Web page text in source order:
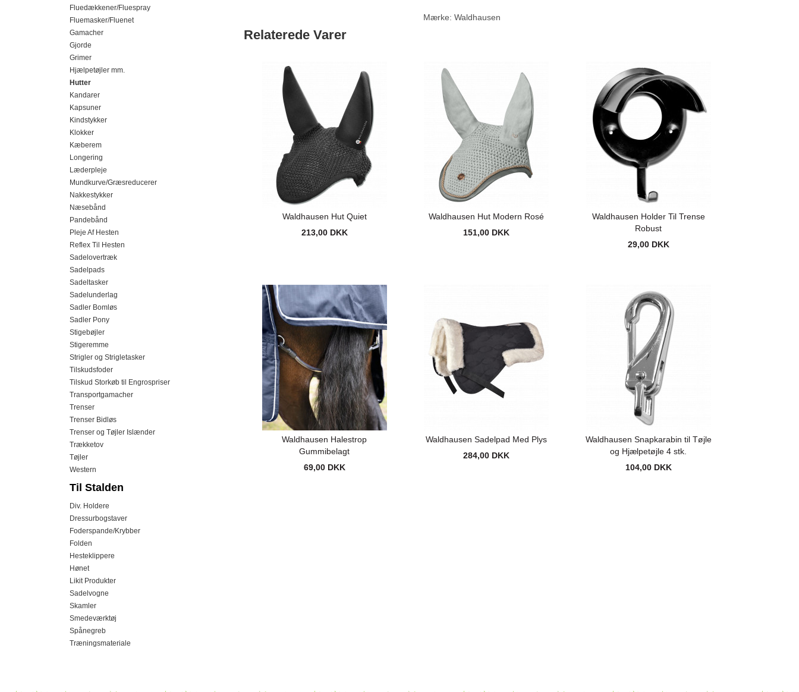
Fluedækkener/Fluespray
Fluemasker/Fluenet
Gamacher
Gjorde
Grimer
Hjælpetøjler mm.
Hutter
Kandarer
Kapsuner
Kindstykker
Klokker
Kæberem
Longering
Læderpleje
Mundkurve/Græsreducerer
Nakkestykker
Næsebånd
Pandebånd
Pleje Af Hesten
Reflex Til Hesten
Sadelovertræk
Sadelpads
Sadeltasker
Sadelunderlag
Sadler Bomløs
Sadler Pony
Stigebøjler
Stigeremme
Strigler og Strigletasker
Tilskudsfoder
Tilskud Storkøb til Engrospriser
Transportgamacher
Trenser
Trenser Bidløs
Trenser og Tøjler Islænder
Trækketov
Tøjler
Western
Til Stalden
Div. Holdere
Dressurbogstaver
Foderspande/Krybber
Folden
Hesteklippere
Hønet
Likit Produkter
Sadelvogne
Skamler
Smedeværktøj
Spånegreb
Træningsmateriale
Mærke: Waldhausen
Relaterede Varer
Waldhausen Hut Quiet
213,00 DKK
Waldhausen Hut Modern Rosé
151,00 DKK
Waldhausen Holder Til Trense
Robust
29,00 DKK
Waldhausen Halestrop
Gummibelagt
69,00 DKK
Waldhausen Sadelpad Med Plys
284,00 DKK
Waldhausen Snapkarabin til Tøjle
og Hjælpetøjle 4 stk.
104,00 DKK